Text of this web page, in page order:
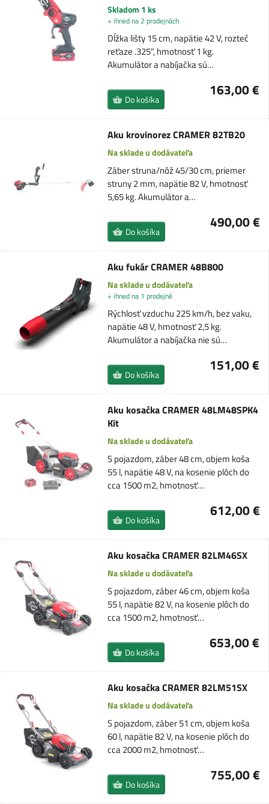
Skladom 1 ks
+ ihned na 2 prodejnách
Dĺžka lišty 15 cm, napätie 42 V, rozteč
reťaze .325", hmotnosť 1 kg.
Akumulátor a nabíjačka sú…
163,00 €
Do košíka
Aku krovinorez CRAMER 82TB20
Na sklade u dodávateľa
Záber struna/nôž 45/30 cm, priemer
struny 2 mm, napätie 82 V, hmotnosť
5,65 kg. Akumulátor a…
490,00 €
Do košíka
Aku fukár CRAMER 48B800
Na sklade u dodávateľa
+ ihned na 1 prodejně
Rýchlosť vzduchu 225 km/h, bez vaku,
napätie 48 V, hmotnosť 2,5 kg.
Akumulátor a nabíjačka nie sú…
151,00 €
Do košíka
Aku kosačka CRAMER 48LM48SPK4
Kit
Na sklade u dodávateľa
S pojazdom, záber 48 cm, objem koša
55 l, napätie 48 V, na kosenie plôch do
cca 1500 m2, hmotnosť…
612,00 €
Do košíka
Aku kosačka CRAMER 82LM46SX
Na sklade u dodávateľa
S pojazdom, záber 46 cm, objem koša
55 l, napätie 82 V, na kosenie plôch do
cca 1500 m2, hmotnosť…
653,00 €
Do košíka
Aku kosačka CRAMER 82LM51SX
Na sklade u dodávateľa
S pojazdom, záber 51 cm, objem koša
60 l, napätie 82 V, na kosenie plôch do
cca 2000 m2, hmotnosť…
755,00 €
Do košíka